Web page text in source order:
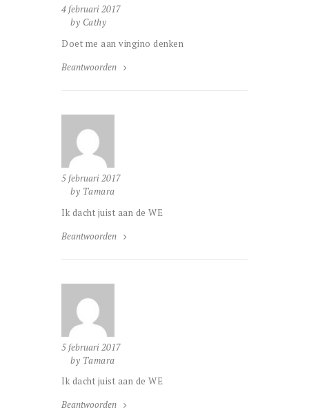
4 februari 2017
by Cathy
Doet me aan vingino denken
Beantwoorden
5 februari 2017
by Tamara
Ik dacht juist aan de WE
Beantwoorden
5 februari 2017
by Tamara
Ik dacht juist aan de WE
Beantwoorden